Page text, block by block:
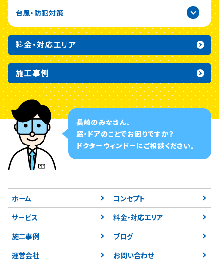
台風・防犯対策
料金・対応エリア
施工事例
長崎のみなさん、
窓・ドアのことでお困りですか？
ドクターウィンドーにご相談ください。
ホーム
コンセプト
サービス
料金・対応エリア
施工事例
ブログ
運営会社
お問い合わせ